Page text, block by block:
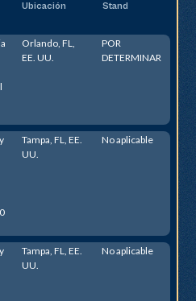
Ubicación Stand
Orlando, FL,
EE. UU.
POR
DETERMINAR
Tampa, FL, EE.
UU.
No aplicable
Tampa, FL, EE.
UU.
No aplicable